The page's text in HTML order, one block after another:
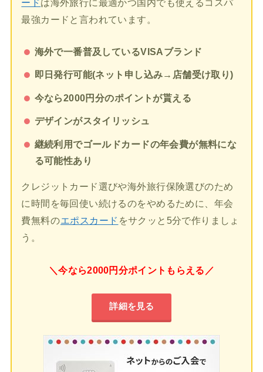
最強カードと言われています。
海外で一番普及しているVISAブランド
即日発行可能(ネット申し込み→店舗受け取り)
今なら2000円分のポイントが貰える
デザインがスタイリッシュ
継続利用でゴールドカードの年会費が無料にな
る可能性あり
クレジットカード選びや海外旅行保険選びのため
に時間を毎回使い続けるのをやめるために、年会
費無料のエポスカード をサクッと5分で作りましょ
う。
＼今なら2000円分ポイントもらえる／
詳細を見る